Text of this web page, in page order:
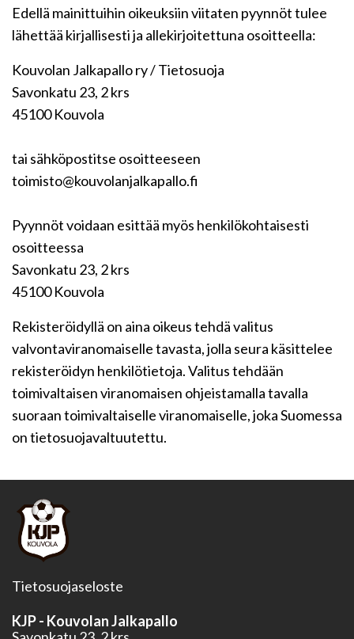
Edellä mainittuihin oikeuksiin viitaten pyynnöt tulee
lähettää kirjallisesti ja allekirjoitettuna osoitteella:
Kouvolan Jalkapallo ry / Tietosuoja
Savonkatu 23, 2 krs
45100 Kouvola
tai sähköpostitse osoitteeseen
toimisto@kouvolanjalkapallo.fi
Pyynnöt voidaan esittää myös henkilökohtaisesti
osoitteessa
Savonkatu 23, 2 krs
45100 Kouvola
Rekisteröidyllä on aina oikeus tehdä valitus
valvontaviranomaiselle tavasta, jolla seura käsittelee
rekisteröidyn henkilötietoja. Valitus tehdään
toimivaltaisen viranomaisen ohjeistamalla tavalla
suoraan toimivaltaiselle viranomaiselle, joka Suomessa
on tietosuojavaltuutettu.
Tietosuojaseloste
KJP - Kouvolan Jalkapallo